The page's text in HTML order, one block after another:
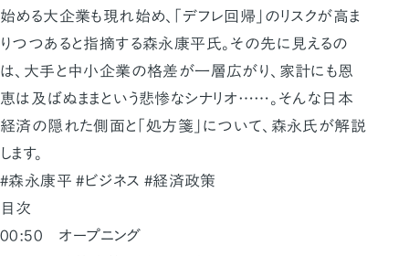
始める大企業も現れ始め、「デフレ回帰」のリスクが高ま
りつつあると指摘する森永康平氏。その先に見えるの
は、大手と中小企業の格差が一層広がり、家計にも恩
恵は及ばぬままという悲惨なシナリオ……。そんな日本
経済の隠れた側面と「処方箋」について、森永氏が解説
します。
#森永康平 #ビジネス #経済政策
目次
00:50 オープニング